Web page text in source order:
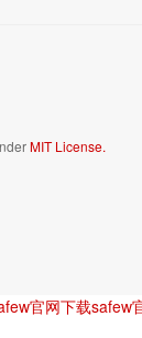
MIT License.
官网下载safew